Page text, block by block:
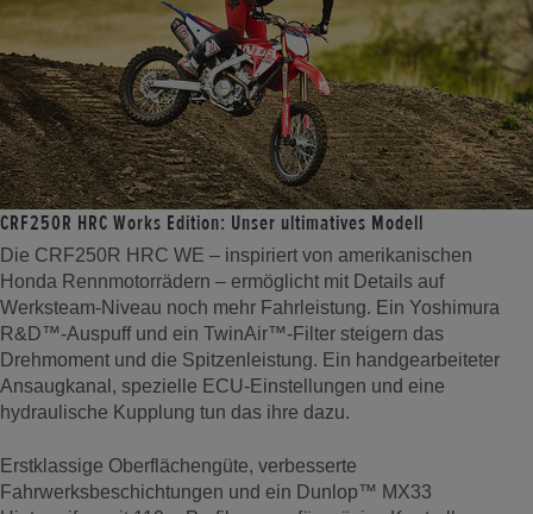
CRF250R HRC Works Edition: Unser ultimatives Modell
Die CRF250R HRC WE – inspiriert von amerikanischen
Honda Rennmotorrädern – ermöglicht mit Details auf
Werksteam-Niveau noch mehr Fahrleistung. Ein Yoshimura
R&D™-Auspuff und ein TwinAir™-Filter steigern das
Drehmoment und die Spitzenleistung. Ein handgearbeiteter
Ansaugkanal, spezielle ECU-Einstellungen und eine
hydraulische Kupplung tun das ihre dazu.
Erstklassige Oberflächengüte, verbesserte
Fahrwerksbeschichtungen und ein Dunlop™ MX33